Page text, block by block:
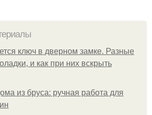
ключ в дверном замке. Разные
и как при них вскрыть
из бруса: ручная работа для